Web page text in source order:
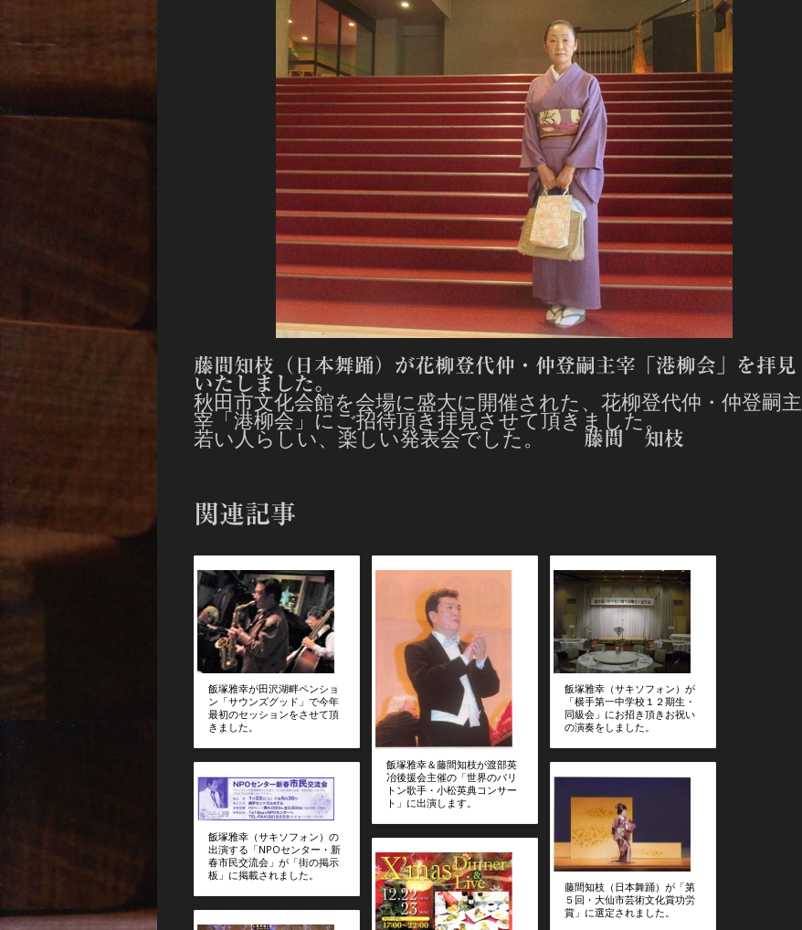
藤間知枝（日本舞踊）が花柳登代仲・仲登嗣主宰「港柳会」を拝見
いたしました。
秋田市文化会館を会場に盛大に開催された、花柳登代仲・仲登嗣主
宰「港柳会」にご招待頂き拝見させて頂きました。
若い人らしい、楽しい発表会でした。 藤間 知枝
関連記事
飯塚雅幸が田沢湖畔ペンショ
ン「サウンズグッド」で今年
最初のセッションをさせて頂
きました。
飯塚雅幸（サキソフォン）の
出演する「NPOセンター・新
春市民交流会」が「街の掲示
板」に掲載されました。
飯塚雅幸＆藤間知枝が渡部英
冶後援会主催の「世界のバリ
トン歌手・小松英典コンサー
ト」に出演します。
飯塚雅幸（サキソフォン）が
「横手第一中学校１２期生・
同級会」にお招き頂きお祝い
の演奏をしました。
藤間知枝（日本舞踊）が「第
５回・大仙市芸術文化賞功労
賞」に選定されました。